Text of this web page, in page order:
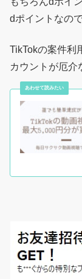
dポイントなの
TikTokの案件利
カウントが厄介